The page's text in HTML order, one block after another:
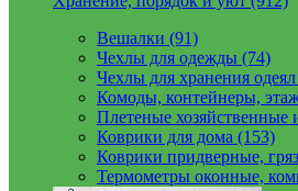
Вешалки (91)
Чехлы для одежды (74)
Чехлы для хранения
Комоды, контейнеры,
Плетеные хозяйственные
Коврики для дома (153)
Коврики придверные,
Термометры оконные,